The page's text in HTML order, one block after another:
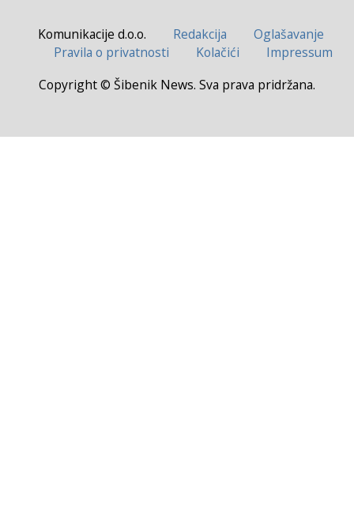
Komunikacije d.o.o. Redakcija
Oglašavanje
Pravila o privatnosti
Kolačići
Impressum
Copyright © Šibenik News. Sva prava pridržana.